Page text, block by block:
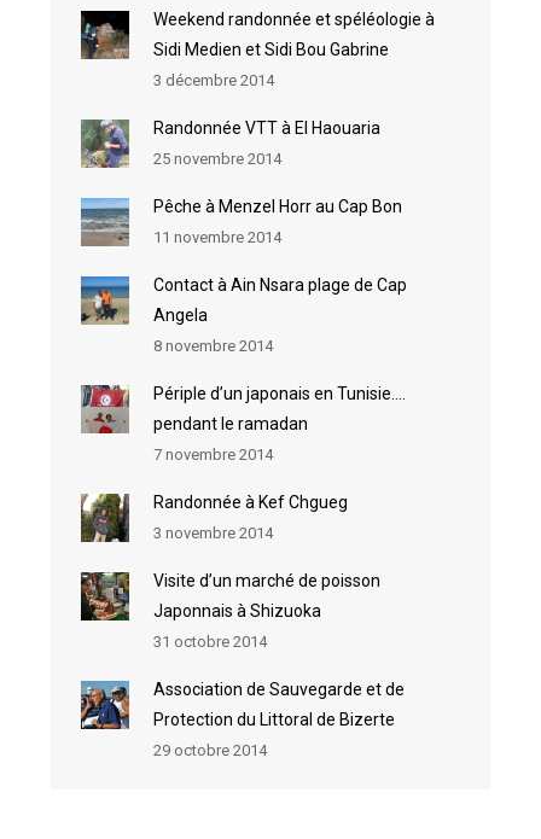
Weekend randonnée et spéléologie à
Sidi Medien et Sidi Bou Gabrine
3 décembre 2014
Randonnée VTT à El Haouaria
25 novembre 2014
Pêche à Menzel Horr au Cap Bon
11 novembre 2014
Contact à Ain Nsara plage de Cap
Angela
8 novembre 2014
Périple d’un japonais en Tunisie….
pendant le ramadan
7 novembre 2014
Randonnée à Kef Chgueg
3 novembre 2014
Visite d’un marché de poisson
Japonnais à Shizuoka
31 octobre 2014
Association de Sauvegarde et de
Protection du Littoral de Bizerte
29 octobre 2014